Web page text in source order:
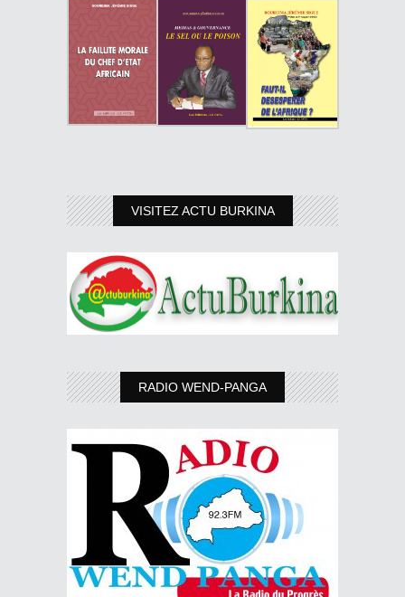
VISITEZ ACTU BURKINA
RADIO WEND-PANGA